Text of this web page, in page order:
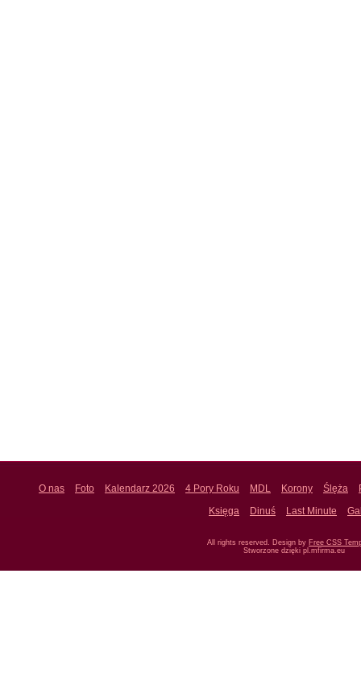
O nas Foto Kalendarz 2026 4 Pory Roku MDL Korony Ślęża
Księga
Dinuś Last Minute
All rights reserved. Design by Free CSS
Stworzone dzięki pl.mfirma.eu